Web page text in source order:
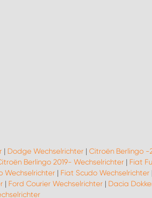
| Dodge Wechselrichter| Citroën Berlingo -
Berlingo 2019- Wechselrichter | Fiat
Wechselrichter | Fiat Scudo Wechselrichter
| Ford Courier Wechselrichter | Dacia